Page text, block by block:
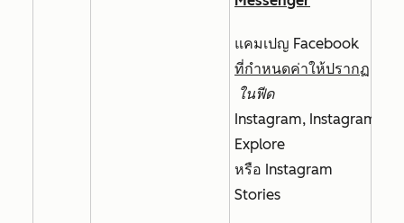
แคมเปญ Facebook
ที่กำหนดค่าให้ปรากฏ
ในฟีด
Instagram, Instagram
Explore
หรือ Instagram
Stories